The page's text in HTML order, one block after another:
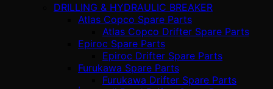
DRILLING & HYDRAULIC BREAKER
Atlas Copco Spare Parts
Atlas Copco Drifter Spare Parts
Epiroc Spare Parts
Epiroc Drifter Spare Parts
Furukawa Spare Parts
Furukawa Drifter Spare Parts